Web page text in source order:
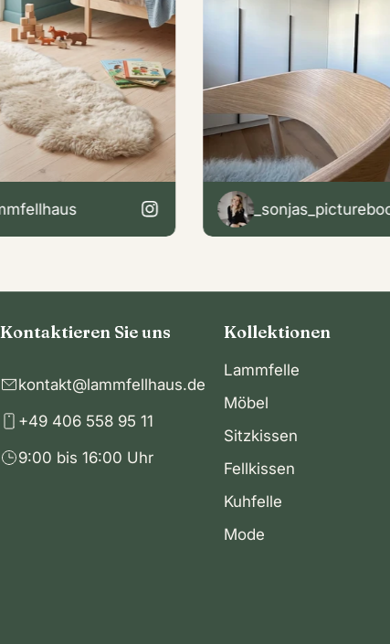
_sonjas_picturebook
Kontaktieren Sie uns
kontakt@lammfellhaus.de
+49 406 558 95 11
9:00 bis 16:00 Uhr
Kollektionen
Lammfelle
Möbel
Sitzkissen
Fellkissen
Kuhfelle
Mode